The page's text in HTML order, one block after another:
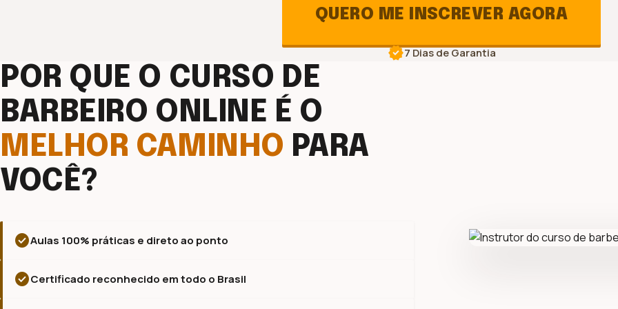
QUERO ME INSCREVER AGORA
verified7 Dias de Garantia
POR QUE O CURSO DE
BARBEIRO ONLINE É O
MELHOR CAMINHO PARA
VOCÊ?
check_circleAulas 100% práticas e direto ao ponto
check_circleCertificado reconhecido em todo o Brasil